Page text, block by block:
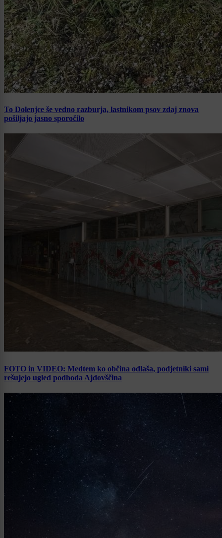
To Dolenjce še vedno razburja, lastnikom psov zdaj znova
pošiljajo jasno sporočilo
FOTO in VIDEO: Medtem ko občina odlaša, podjetniki sami
rešujejo ugled podhoda Ajdovščina